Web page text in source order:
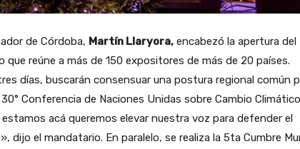
de Córdoba, Martín Llaryora,encabezó la apertura del
que reúne a más de 150 expositores de más de 20 países.
días, buscarán consensuar una postura regional común
30° Conferencia de Naciones Unidas sobre Cambio
estamos acá queremos elevar nuestra voz para defender el
dijo el mandatario. En paralelo, se realiza la 5ta Cumbre